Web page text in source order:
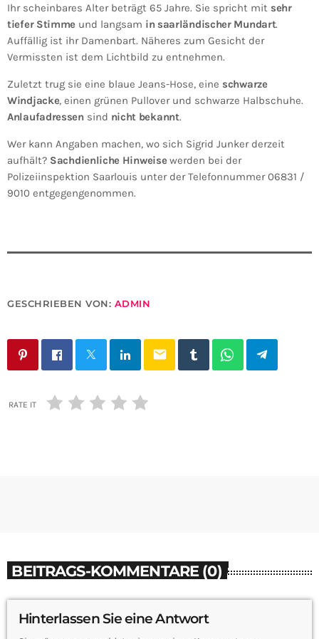
Ihr scheinbares Alter beträgt 65 Jahre. Sie spricht mit sehr
tiefer Stimme und langsam in saarländischer Mundart.
Auffällig ist ihr Damenbart. Näheres zum Gesicht der
Vermissten ist dem Lichtbild zu entnehmen.
Zuletzt trug sie eine blaue Jeans-Hose, eine schwarze
Windjacke, einen grünen Pullover und schwarze Halbschuhe.
Anlaufadressen sind nicht bekannt.
Wer kann Angaben machen, wo sich Sigrid Junker derzeit
aufhält? Sachdienliche Hinweisewerden bei der
Polizeiinspektion Saarlouis unter der Telefonnummer 06831 /
9010 entgegengenommen.
GESCHRIEBEN VON: ADMIN
email
RATE IT
BEITRAGS-KOMMENTARE (0)
Hinterlassen Sie eine Antwort